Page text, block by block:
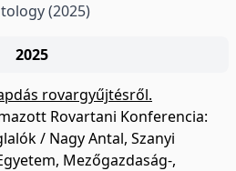
(2025)
2025
rovargyűjtésről.
Rovartani Konferencia:
/ Nagy Antal, Szanyi
Mezőgazdaság-,